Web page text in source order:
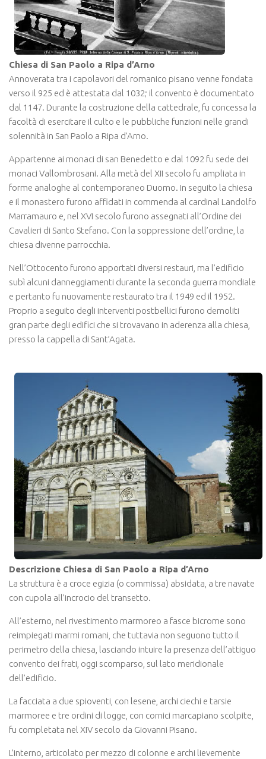
Chiesa di San Paolo a Ripa d’Arno
Annoverata tra i capolavori del romanico pisano venne fondata
verso il 925 ed è attestata dal 1032; il convento è documentato
dal 1147. Durante la costruzione della cattedrale, fu concessa la
facoltà di esercitare il culto e le pubbliche funzioni nelle grandi
solennità in San Paolo a Ripa d’Arno.
Appartenne ai monaci di san Benedetto e dal 1092 fu sede dei
monaci Vallombrosani. Alla metà del XII secolo fu ampliata in
forme analoghe al contemporaneo Duomo. In seguito la chiesa
e il monastero furono affidati in commenda al cardinal Landolfo
Marramauro e, nel XVI secolo furono assegnati all’Ordine dei
Cavalieri di Santo Stefano. Con la soppressione dell’ordine, la
chiesa divenne parrocchia.
Nell’Ottocento furono apportati diversi restauri, ma l’edificio
subì alcuni danneggiamenti durante la seconda guerra mondiale
e pertanto fu nuovamente restaurato tra il 1949 ed il 1952.
Proprio a seguito degli interventi postbellici furono demoliti
gran parte degli edifici che si trovavano in aderenza alla chiesa,
presso la cappella di Sant’Agata.
Descrizione Chiesa di San Paolo a Ripa d’Arno
La struttura è a croce egizia (o commissa) absidata, a tre navate
con cupola all’incrocio del transetto.
All’esterno, nel rivestimento marmoreo a fasce bicrome sono
reimpiegati marmi romani, che tuttavia non seguono tutto il
perimetro della chiesa, lasciando intuire la presenza dell’attiguo
convento dei frati, oggi scomparso, sul lato meridionale
dell’edificio.
La facciata a due spioventi, con lesene, archi ciechi e tarsie
marmoree e tre ordini di logge, con cornici marcapiano scolpite,
fu completata nel XIV secolo da Giovanni Pisano.
L’interno, articolato per mezzo di colonne e archi lievemente